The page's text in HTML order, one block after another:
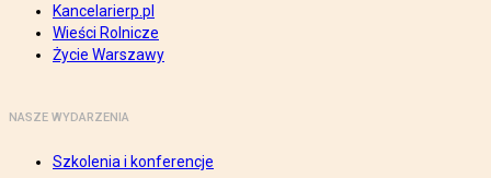
Kancelarierp.pl
Wieści Rolnicze
Życie Warszawy
NASZE WYDARZENIA
Szkolenia i konferencje